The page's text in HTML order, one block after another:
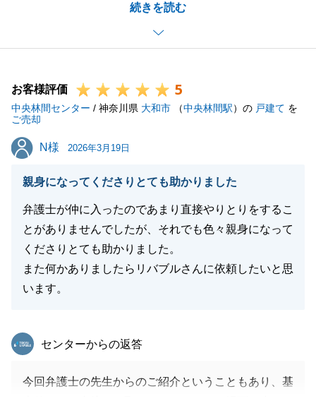
続きを読む
たが、最終的にI様にご満足いただける形でお引渡し
まで終えることができ、本当に嬉しく、またほっとし
ております。
ざいましたら、お気軽にご相談ください。
引き続きよろしくお願いいたします。
お客様評価 5
中央林間センター / 神奈川県 大和市 （中央林間駅）の 戸建て を
ご売却
N様
N様 2026年3月19日
親身になってくださりとても助かりました
弁護士が仲に入ったのであまり直接やりとりをするこ
とがありませんでしたが、それでも色々親身になって
くださりとても助かりました。
また何かありましたらリバブルさんに依頼したいと思
います。
東急リバブル
センターからの返答
今回弁護士の先生からのご紹介ということもあり、基